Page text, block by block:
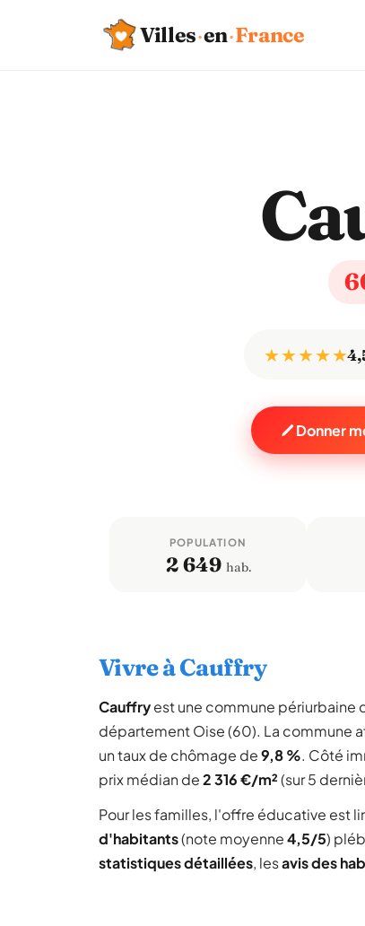
Villes·en·France
★ ★ ★ ★ ★
Donner
POPULATION
2 649 hab.
Vivre à Cauffry
Cauffryest une commune périurbaine
département Oise (60). La commune
un taux de chômage de9,8 %. Côté
prix médian de2 316 €/m²(sur 5
Pour les familles, l'offre éducative est
d'habitants(note moyenne4,5/5)
statistiques détaillées, lesavis des